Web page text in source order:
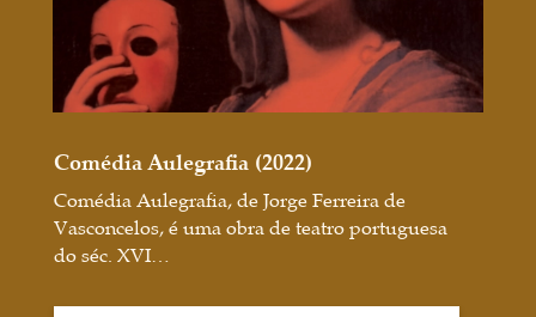
Comédia Aulegrafia (2022)
Comédia Aulegrafia, de Jorge Ferreira de
Vasconcelos, é uma obra de teatro portuguesa
do séc. XVI…